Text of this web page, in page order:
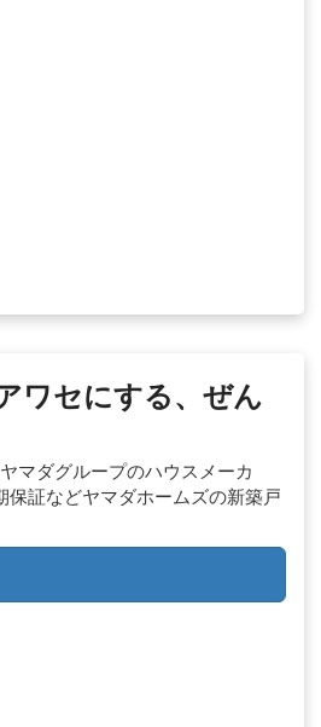
ワセにする、ぜん
マダグループのハウスメーカ
証などヤマダホームズの新築戸